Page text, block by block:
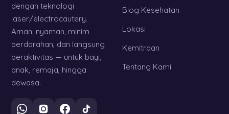
dengan teknologi
laser/electrocautery.
Aman, nyaman, minim
perdarahan, dan langsung
beraktivitas — untuk bayi,
anak, remaja, hingga
dewasa.
Blog Kesehatan
Lokasi
Kemitraan
Tentang Kami